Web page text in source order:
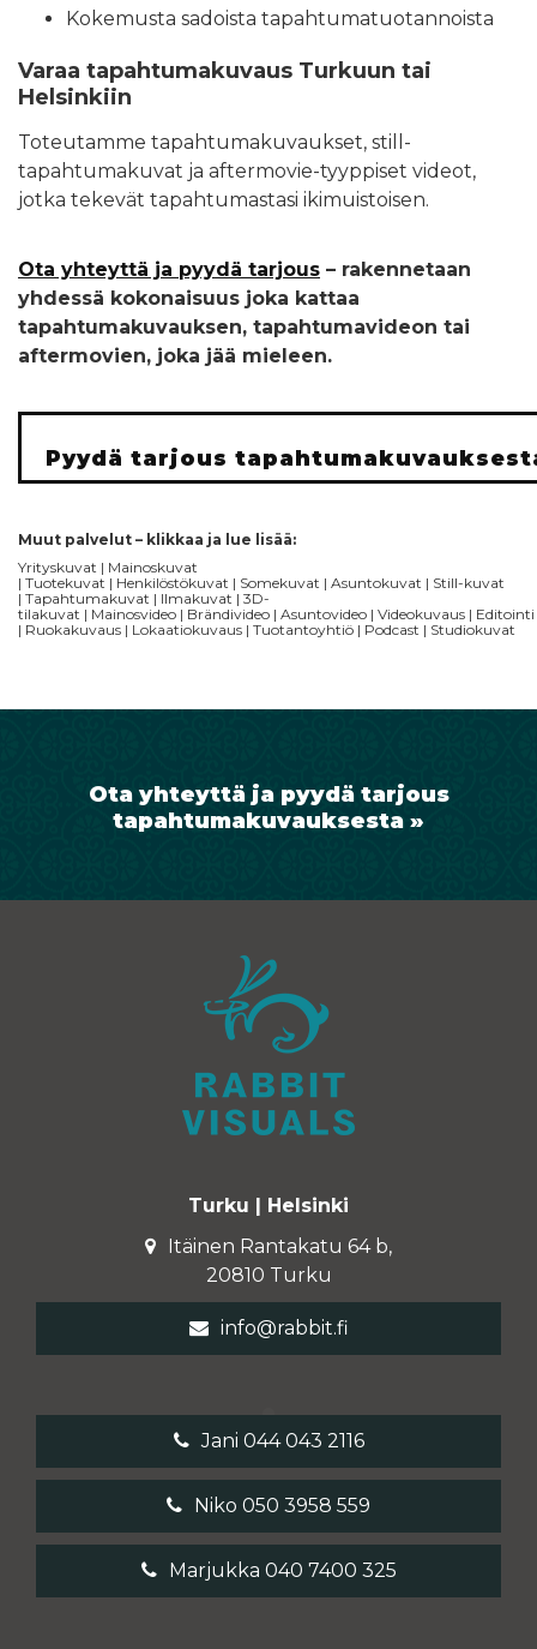
Kokemusta sadoista tapahtumatuotannoista
Varaa tapahtumakuvaus Turkuun tai
Helsinkiin
Toteutamme tapahtumakuvaukset, still-
tapahtumakuvat ja aftermovie-tyyppiset videot,
jotka tekevät tapahtumastasi ikimuistoisen.
Ota yhteyttä ja pyydä tarjous – rakennetaan
yhdessä kokonaisuus joka kattaa
tapahtumakuvauksen, tapahtumavideon tai
aftermovien, joka jää mieleen.
Pyydä tarjous
Muut palvelut – klikkaa ja lue lisää:
Yrityskuvat | Mainoskuvat
| Tuotekuvat | Henkilöstökuvat | Somekuvat | Asuntokuvat | Still-kuvat
| Tapahtumakuvat | Ilmakuvat | 3D-
tilakuvat | Mainosvideo | Brändivideo | Asuntovideo | Videokuvaus | Editointi
| Ruokakuvaus | Lokaatiokuvaus | Tuotantoyhtiö | Podcast | Studiokuvat
Ota yhteyttä ja pyydä tarjous
tapahtumakuvauksesta »
Turku | Helsinki
Itäinen Rantakatu 64 b,
20810 Turku
info@rabbit.fi
Jani 044 043 2116
Niko 050 3958 559
Marjukka 040 7400 325